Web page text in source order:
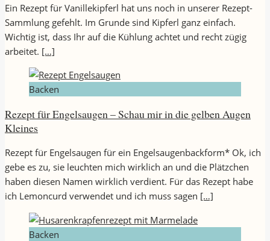
Ein Rezept für Vanillekipferl hat uns noch in unserer Rezept-
Sammlung gefehlt. Im Grunde sind Kipferl ganz einfach.
Wichtig ist, dass Ihr auf die Kühlung achtet und recht zügig
arbeitet. […]
Backen
Rezept für Engelsaugen – Schau mir in die gelben Augen
Kleines
Rezept für Engelsaugen für ein Engelsaugenbackform* Ok, ich
gebe es zu, sie leuchten mich wirklich an und die Plätzchen
haben diesen Namen wirklich verdient. Für das Rezept habe
ich Lemoncurd verwendet und ich muss sagen […]
Backen